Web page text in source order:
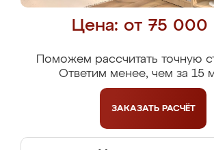
Цена: от 75 000
Поможем рассчитать точную
Ответим менее, чем за 15
ЗАКАЗАТЬ РАСЧЁТ